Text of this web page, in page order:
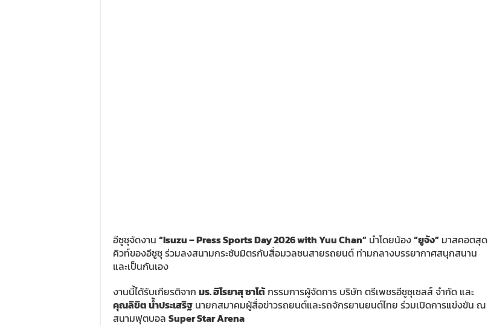
อีซูซุจัดงาน “Isuzu – Press Sports Day 2026 with Yuu Chan” นำโดยน้อง“ยูจัง” มาสคอตสุด
คิวท์ของอีซูซุ ร่วมลงสนามกระชับมิตรกับสื่อมวลชนสายรถยนต์ ท่ามกลางบรรยากาศสนุกสนาน
และเป็นกันเอง
งานนี้ได้รับเกียรติจาก มร. ฮิโรยาสุ ซาโต้กรรมการผู้จัดการ บริษัท ตรีเพชรอีซูซุเซลส์ จำกัด และ
คุณลิขิต น้ำประเสริฐ นายกสมาคมผู้สื่อข่าวรถยนต์และรถจักรยานยนต์ไทย ร่วมเปิดการแข่งขัน ณ
สนามฟุตบอล Super Star Arena